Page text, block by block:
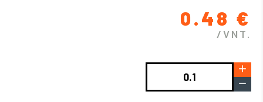
0.48 €
/VNT.
produkto
Kaištis
add
remove